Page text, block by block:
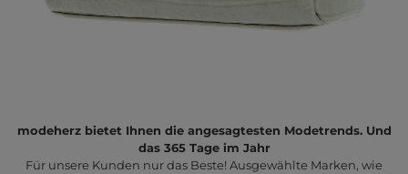
modeherz bietet Ihnen die angesagtesten Modetrends. Und
das 365 Tage im Jahr
Für unsere Kunden nur das Beste! Ausgewählte Marken, wie